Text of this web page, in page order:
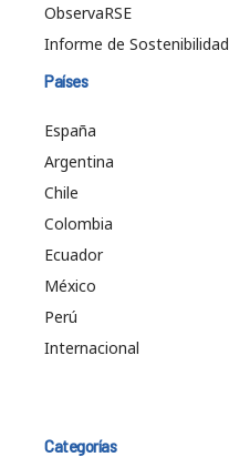
ObservaRSE
Informe de Sostenibilidad
Países
España
Argentina
Chile
Colombia
Ecuador
México
Perú
Internacional
Categorías